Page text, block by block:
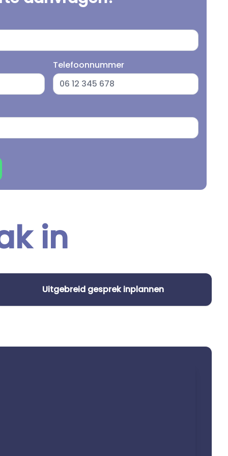
Telefoonnummer
in
Uitgebreid gesprek inplannen